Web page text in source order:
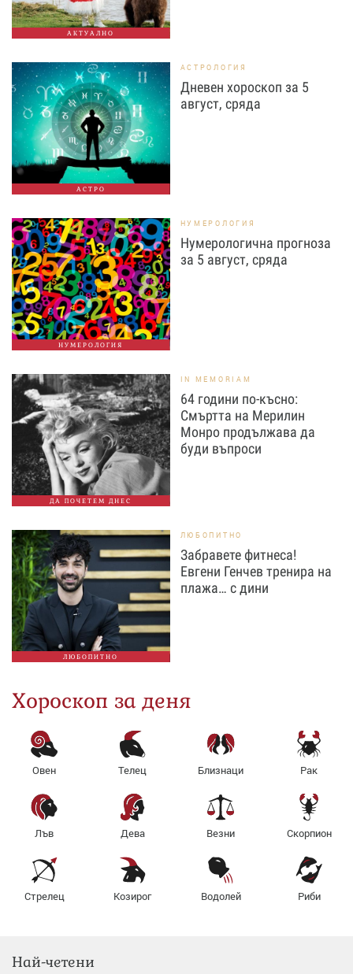
АКТУАЛНО
АСТРО
АСТРОЛОГИЯ
Дневен хороскоп за 5
август, сряда
НУМЕРОЛОГИЯ
НУМЕРОЛОГИЯ
Нумерологична прогноза
за 5 август, сряда
ДА ПОЧЕТЕМ ДНЕС
IN MEMORIAM
64 години по-късно:
Смъртта на Мерилин
Монро продължава да
буди въпроси
ЛЮБОПИТНО
ЛЮБОПИТНО
Забравете фитнеса!
Евгени Генчев тренира на
плажа… с дини
Хороскоп за деня
Овен Телец Близнаци Рак
Лъв Дева Везни Скорпион
Стрелец Козирог Водолей Риби
Най-четени